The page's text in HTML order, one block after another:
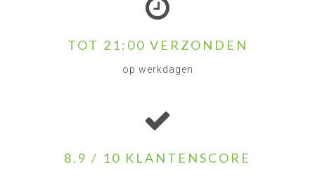
TOT 21:00 VERZONDEN
op werkdagen
8.9 / 10 KLANTENSCORE